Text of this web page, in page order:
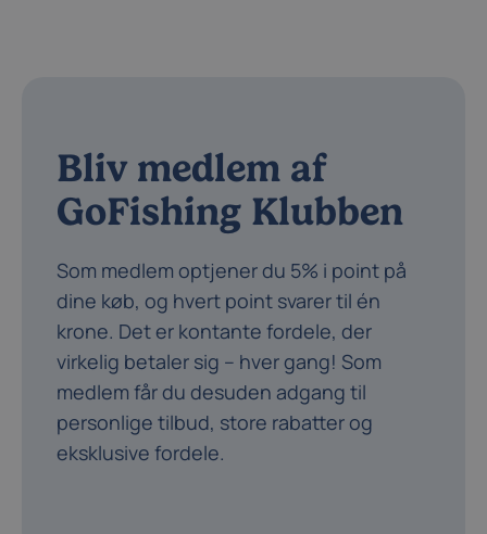
Bliv medlem af
GoFishing Klubben
Som medlem optjener du 5% i point på
dine køb, og hvert point svarer til én
krone. Det er kontante fordele, der
virkelig betaler sig – hver gang! Som
medlem får du desuden adgang til
personlige tilbud, store rabatter og
eksklusive fordele.